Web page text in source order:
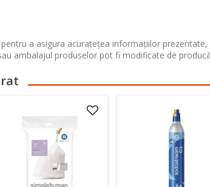
a asigura acuratețea informațiilor
ambalajul produselor pot fi modificate de